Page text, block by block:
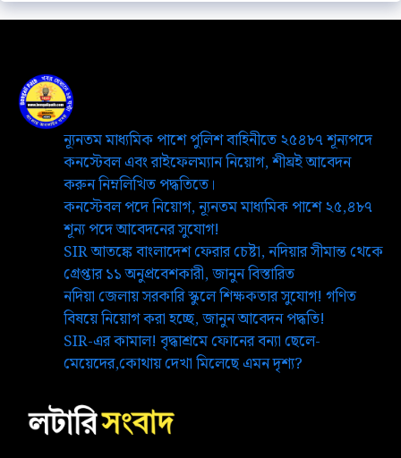
ন্যূনতম মাধ্যমিক পাশে পুলিশ বাহিনীতে ২৫৪৮৭ শূন্যপদে
কনস্টেবল এবং রাইফেলম্যান নিয়োগ, শীঘ্রই আবেদন
করুন নিম্নলিখিত পদ্ধতিতে।
কনস্টেবল পদে নিয়োগ, ন্যূনতম মাধ্যমিক পাশে ২৫,৪৮৭
শূন্য পদে আবেদনের সুযোগ!
SIR আতঙ্কে বাংলাদেশ ফেরার চেষ্টা, নদিয়ার সীমান্ত থেকে
গ্রেপ্তার ১১ অনুপ্রবেশকারী, জানুন বিস্তারিত
নদিয়া জেলায় সরকারি স্কুলে শিক্ষকতার সুযোগ! গণিত
বিষয়ে নিয়োগ করা হচ্ছে, জানুন আবেদন পদ্ধতি!
SIR-এর কামাল! বৃদ্ধাশ্রমে ফোনের বন্যা ছেলে-
মেয়েদের,কোথায় দেখা মিলেছে এমন দৃশ্য?